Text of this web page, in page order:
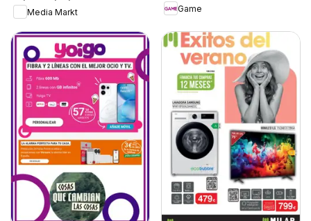
Media Markt
Game